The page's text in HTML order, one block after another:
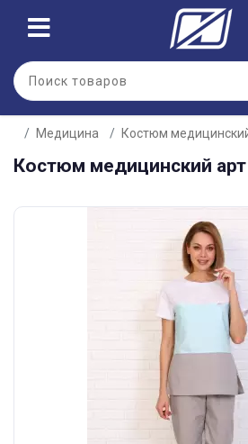
Медицина Костюм
Костюм медицинский